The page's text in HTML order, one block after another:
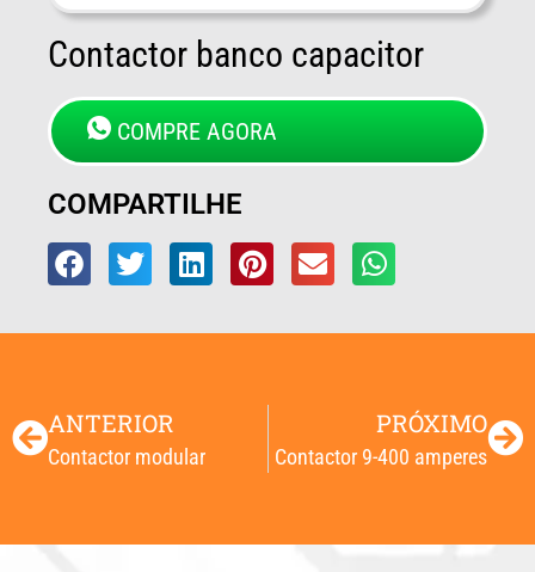
Contactor banco capacitor
COMPRE AGORA
COMPARTILHE
ANTERIOR
Contactor modular
PRÓXIMO
Contactor 9-400 amperes